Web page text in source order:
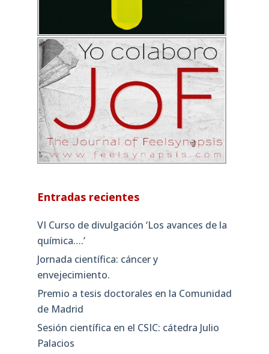
Entradas recientes
VI Curso de divulgación ‘Los avances de la
química….’
Jornada científica: cáncer y
envejecimiento.
Premio a tesis doctorales en la Comunidad
de Madrid
Sesión científica en el CSIC: cátedra Julio
Palacios